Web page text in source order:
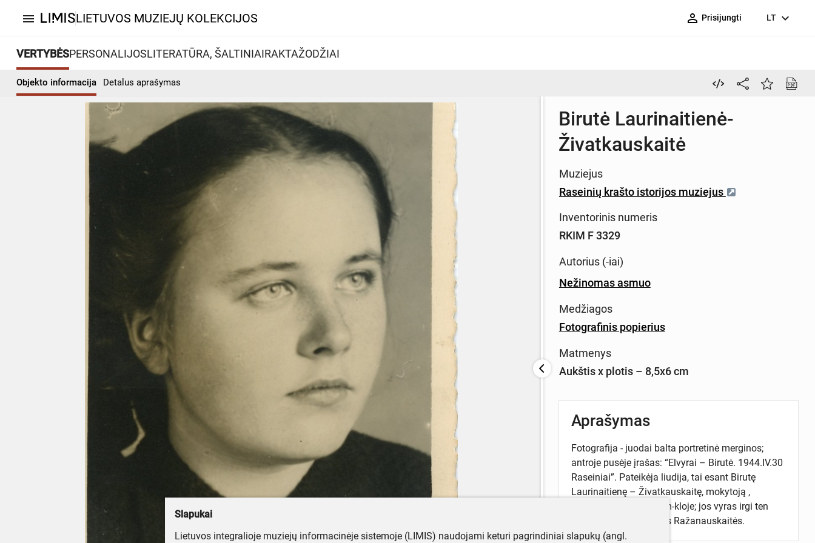
menu LIETUVOS MUZIEJŲ KOLEKCIJOS person_outline Prisijungti LT expand_more
VERTYBĖSPERSONALIJOSLITERATŪRA, ŠALTINIAIRAKTAŽODŽIAI
Objekto informacija Detalus aprašymas
Birutė Laurinaitienė-
Živatkauskaitė
Muziejus
Raseinių krašto istorijos muziejus
Inventorinis numeris
RKIM F 3329
Autorius (-iai)
Nežinomas asmuo
Medžiagos
Fotografinis popierius
Matmenys
Aukštis x plotis – 8,5x6 cm
Aprašymas
Fotografija - juodai balta portretinė merginos;
antroje pusėje įrašas: “Elvyrai – Birutė. 1944.IV.30
Raseiniai”. Pateikėja liudija, tai esant Birutę
Laurinaitienę – Živatkauskaitę, mokytoją ,
istorikę,dirbusią I vid. m-kloje; jos vyras irgi ten
dirbęs. Gauta iš Elvyros Ražanauskaitės.
Slapukai
Lietuvos integralioje muziejų informacinėje sistemoje (LIMIS) naudojami keturi pagrindiniai slapukų (angl.